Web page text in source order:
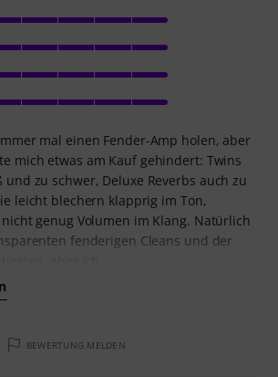
mal einen Fender-Amp holen, aber
mich etwas am Kauf gehindert: Twins
zu schwer, Deluxe Reverbs auch zu
leicht blechern klapprig im Ton,
genug Volumen im Klang. Natürlich
fenderigen Cleans und der
BEWERTUNG MELDEN